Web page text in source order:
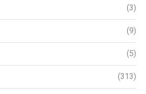
(3)
(9)
(5)
(313)